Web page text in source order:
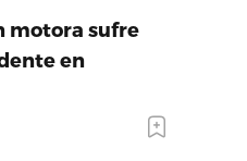
motora sufre
en